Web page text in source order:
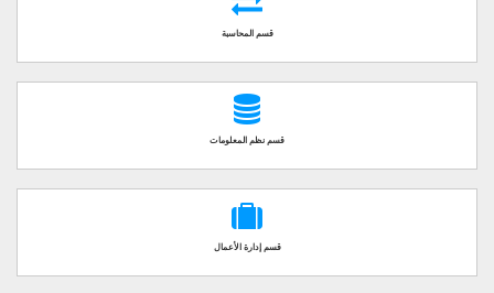
قسم المحاسبة
قسم نظم المعلومات
قسم إدارة الأعمال